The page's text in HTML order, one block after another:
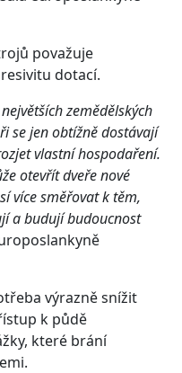
považuje
dotací.
zemědělských
se jen obtížně dostávají
vlastní hospodaření.
otevřít dveře nové
více směřovat k těm,
a budují budoucnost
výrazně snížit
k půdě
které brání